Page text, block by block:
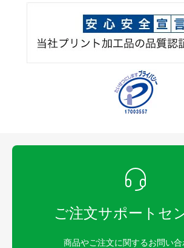
ご注文サポートセ
商品やご注文に関するお問い合